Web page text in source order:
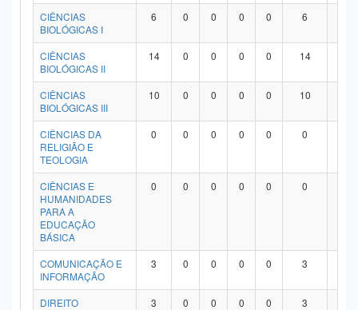
CIÊNCIAS
BIOLÓGICAS I
6 0 0 0 0 6
CIÊNCIAS
BIOLÓGICAS II
14 0 0 0 0 14
CIÊNCIAS
BIOLÓGICAS III
10 0 0 0 0 10
CIÊNCIAS DA
RELIGIÃO E
TEOLOGIA
0 0 0 0 0 0
CIÊNCIAS E
HUMANIDADES
PARA A
EDUCAÇÃO
BÁSICA
0 0 0 0 0 0
COMUNICAÇÃO E
INFORMAÇÃO
3 0 0 0 0 3
DIREITO 3 0 0 0 0 3